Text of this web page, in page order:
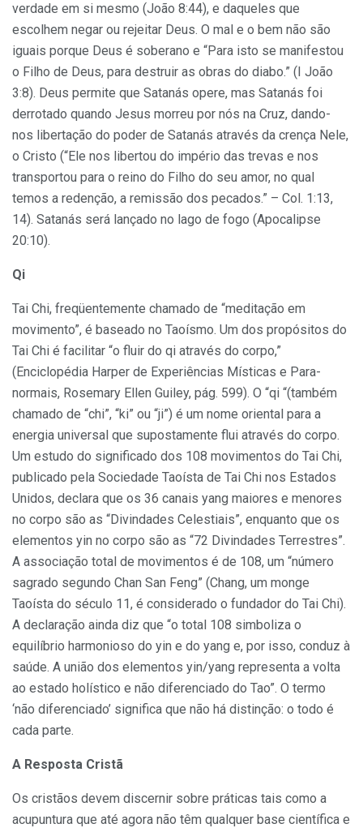
verdade em si mesmo (João 8:44), e daqueles que
escolhem negar ou rejeitar Deus. O mal e o bem não são
iguais porque Deus é soberano e “Para isto se manifestou
o Filho de Deus, para destruir as obras do diabo.” (I João
3:8). Deus permite que Satanás opere, mas Satanás foi
derrotado quando Jesus morreu por nós na Cruz, dando-
nos libertação do poder de Satanás através da crença Nele,
o Cristo (“Ele nos libertou do império das trevas e nos
transportou para o reino do Filho do seu amor, no qual
temos a redenção, a remissão dos pecados.” – Col. 1:13,
14). Satanás será lançado no lago de fogo (Apocalipse
20:10).
Qi
Tai Chi, freqüentemente chamado de “meditação em
movimento”, é baseado no Taoísmo. Um dos propósitos do
Tai Chi é facilitar “o fluir do qi através do corpo,”
(Enciclopédia Harper de Experiências Místicas e Para-
normais, Rosemary Ellen Guiley, pág. 599). O “qi “(também
chamado de “chi”, “ki” ou “ji”) é um nome oriental para a
energia universal que supostamente flui através do corpo.
Um estudo do significado dos 108 movimentos do Tai Chi,
publicado pela Sociedade Taoísta de Tai Chi nos Estados
Unidos, declara que os 36 canais yang maiores e menores
no corpo são as “Divindades Celestiais”, enquanto que os
elementos yin no corpo são as “72 Divindades Terrestres”.
A associação total de movimentos é de 108, um “número
sagrado segundo Chan San Feng” (Chang, um monge
Taoísta do século 11, é considerado o fundador do Tai Chi).
A declaração ainda diz que “o total 108 simboliza o
equilíbrio harmonioso do yin e do yang e, por isso, conduz à
saúde. A união dos elementos yin/yang representa a volta
ao estado holístico e não diferenciado do Tao”. O termo
‘não diferenciado’ significa que não há distinção: o todo é
cada parte.
A Resposta Cristã
Os cristãos devem discernir sobre práticas tais como a
acupuntura que até agora não têm qualquer base científica e